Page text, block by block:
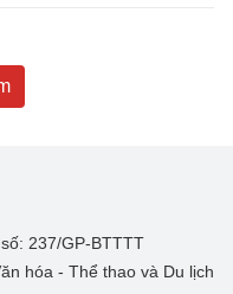
237/GP-BTTTT
hóa - Thể thao và Du lịch